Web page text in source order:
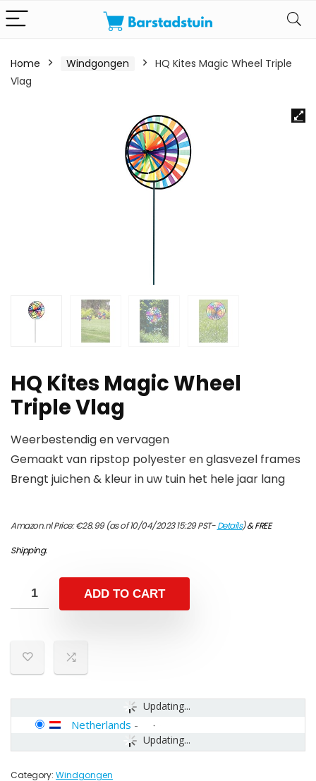
Home Windgongen
HQ Kites Magic Wheel Triple
Vlag
HQ Kites Magic Wheel
Triple Vlag
Weerbestendig en vervagen
Gemaakt van ripstop polyester en glasvezel frames
Brengt juichen & kleur in uw tuin het hele jaar lang
Amazon.nl Price:€28.99(as of 10/04/2023 15:29 PST-Details)&FREE
Shipping.
ADD TO CART
Updating...
Updating...
Netherlands -
Category: Windgongen